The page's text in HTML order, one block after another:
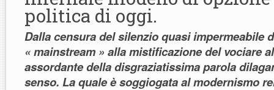
politica di oggi.
Dalla censura del silenzio quasi impermeabile
« mainstream » alla mistificazione del vociare
assordante della disgraziatissima parola
senso. La quale è soggiogata al modernismo